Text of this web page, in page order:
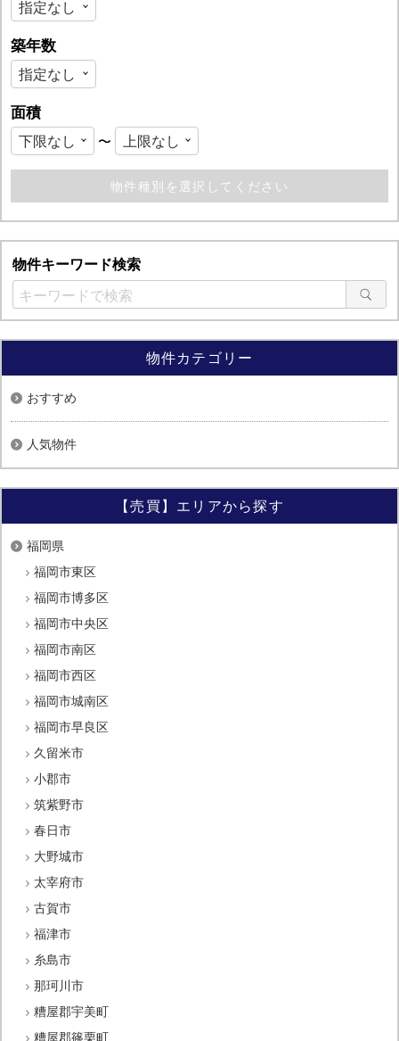
築年数
面積
〜
物件キーワード検索
物件カテゴリー
おすすめ
人気物件
【売買】エリアから探す
福岡県
福岡市東区
福岡市博多区
福岡市中央区
福岡市南区
福岡市西区
福岡市城南区
福岡市早良区
久留米市
小郡市
筑紫野市
春日市
大野城市
太宰府市
古賀市
福津市
糸島市
那珂川市
糟屋郡宇美町
糟屋郡篠栗町